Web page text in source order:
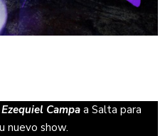
Ezequiel Campa a Salta para
nuevo show.